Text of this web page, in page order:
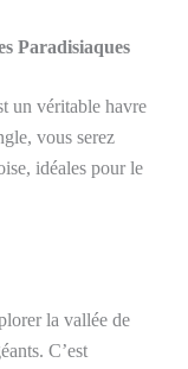
Paradisiaques
un véritable havre
vous serez
idéales pour le
la vallée de
C’est